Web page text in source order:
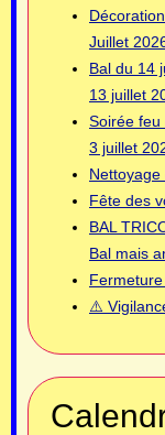
Juillet
Bal du 14
13 juillet
Soirée feu
3 juillet
Fête des
BAL
Bal mais
⚠️